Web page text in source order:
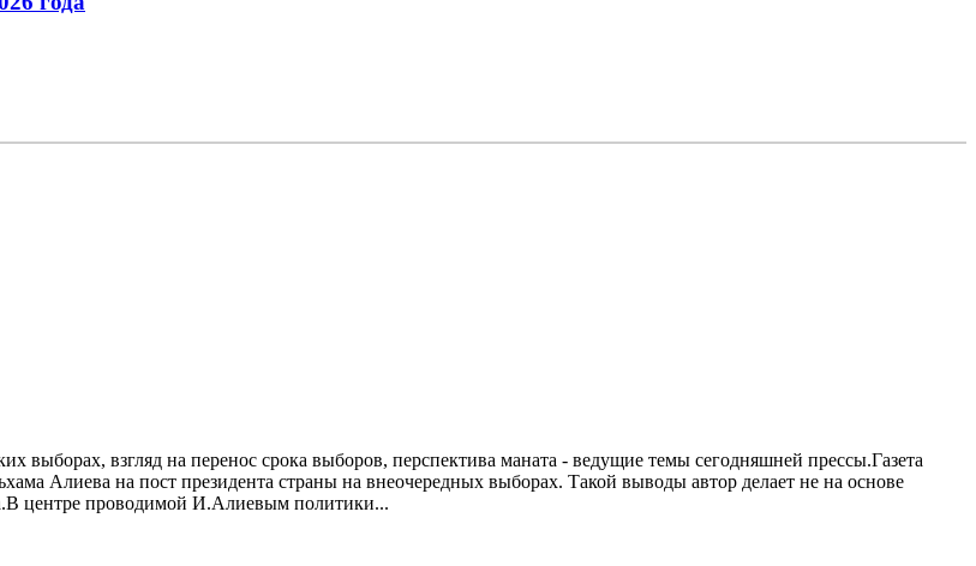
выборах, взгляд на перенос срока выборов, перспектива маната - ведущие темы сегодняшней прессы.Газета
Алиева на пост президента страны на внеочередных выборах. Такой выводы автор делает не на основе
центре проводимой И.Алиевым политики...